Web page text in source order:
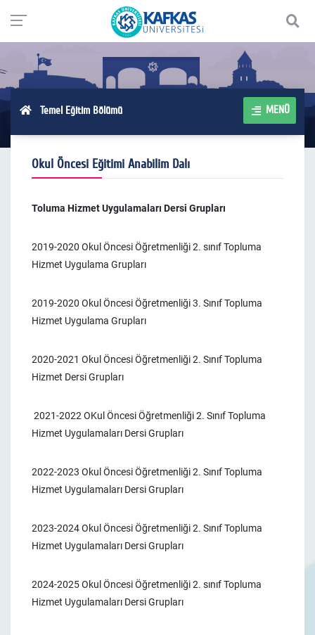
Temel Eğitim Bölümü MENÜ
Okul Öncesi Eğitimi Anabilim Dalı
Toluma Hizmet Uygulamaları Dersi Grupları
2019-2020 Okul Öncesi Öğretmenliği 2. sınıf Topluma
Hizmet Uygulama Grupları
2019-2020 Okul Öncesi Öğretmenliği 3. Sınıf Topluma
Hizmet Uygulama Grupları
2020-2021 Okul Öncesi Öğretmenliği 2. Sınıf Topluma
Hizmet Dersi Grupları
2021-2022 OKul Öncesi Öğretmenliği 2. Sınıf Topluma
Hizmet Uygulamaları Dersi Grupları
2022-2023 Okul Öncesi Öğretmenliği 2. Sınıf Topluma
Hizmet Uygulamaları Dersi Grupları
2023-2024 Okul Öncesi Öğretmenliği 2. Sınıf Topluma
Hizmet Uygulamaları Dersi Grupları
2024-2025 Okul Öncesi Öğretmenliği 2. sınıf Topluma
Hizmet Uygulamaları Dersi Grupları